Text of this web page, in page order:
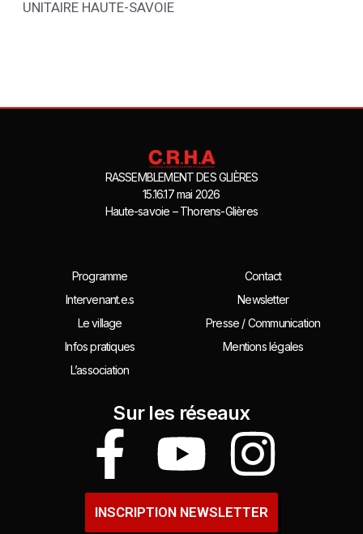
UNITAIRE HAUTE-SAVOIE
RASSEMBLEMENT DES GLIÈRES
15.16.17 mai 2026
Haute-savoie – Thorens-Glières
Programme
Intervenant.e.s
Le village
Infos pratiques
L’association
Contact
Newsletter
Presse / Communication
Mentions légales
Sur les réseaux
INSCRIPTION NEWSLETTER